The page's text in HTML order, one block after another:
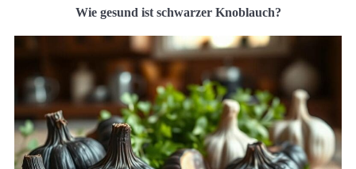
Wie gesund ist schwarzer Knoblauch?